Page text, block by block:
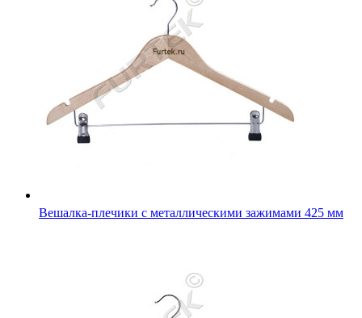
Вешалка-плечики с металлическими зажимами 425 мм